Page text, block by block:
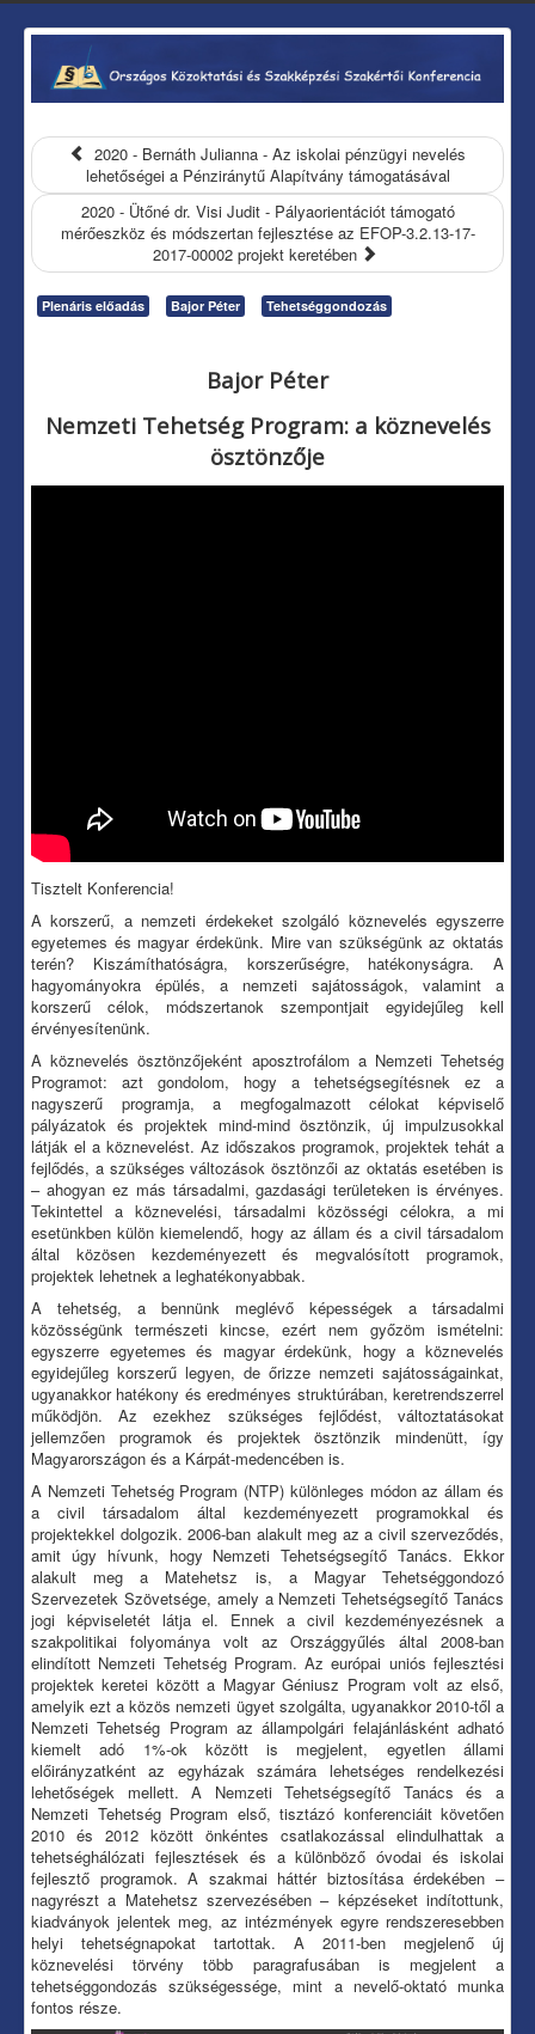
2020 - Bernáth Julianna - Az iskolai pénzügyi nevelés
lehetőségei a Pénziránytű Alapítvány támogatásával
2020 - Ütőné dr. Visi Judit - Pályaorientációt támogató
mérőeszköz és módszertan fejlesztése az EFOP-3.2.13-17-
2017-00002 projekt keretében
Plenáris előadás Bajor Péter Tehetséggondozás
Bajor Péter
Nemzeti Tehetség Program: a köznevelés
ösztönzője
Tisztelt Konferencia!
A korszerű, a nemzeti érdekeket szolgáló köznevelés egyszerre
egyetemes és magyar érdekünk. Mire van szükségünk az oktatás
terén? Kiszámíthatóságra, korszerűségre, hatékonyságra. A
hagyományokra épülés, a nemzeti sajátosságok, valamint a
korszerű célok, módszertanok szempontjait egyidejűleg kell
érvényesítenünk.
A köznevelés ösztönzőjeként aposztrofálom a Nemzeti Tehetség
Programot: azt gondolom, hogy a tehetségsegítésnek ez a
nagyszerű programja, a megfogalmazott célokat képviselő
pályázatok és projektek mind-mind ösztönzik, új impulzusokkal
látják el a köznevelést. Az időszakos programok, projektek tehát a
fejlődés, a szükséges változások ösztönzői az oktatás esetében is
– ahogyan ez más társadalmi, gazdasági területeken is érvényes.
Tekintettel a köznevelési, társadalmi közösségi célokra, a mi
esetünkben külön kiemelendő, hogy az állam és a civil társadalom
által közösen kezdeményezett és megvalósított programok,
projektek lehetnek a leghatékonyabbak.
A tehetség, a bennünk meglévő képességek a társadalmi
közösségünk természeti kincse, ezért nem győzöm ismételni:
egyszerre egyetemes és magyar érdekünk, hogy a köznevelés
egyidejűleg korszerű legyen, de őrizze nemzeti sajátosságainkat,
ugyanakkor hatékony és eredményes struktúrában, keretrendszerrel
működjön. Az ezekhez szükséges fejlődést, változtatásokat
jellemzően programok és projektek ösztönzik mindenütt, így
Magyarországon és a Kárpát-medencében is.
A Nemzeti Tehetség Program (NTP) különleges módon az állam és
a civil társadalom által kezdeményezett programokkal és
projektekkel dolgozik. 2006-ban alakult meg az a civil szerveződés,
amit úgy hívunk, hogy Nemzeti Tehetségsegítő Tanács. Ekkor
alakult meg a Matehetsz is, a Magyar Tehetséggondozó
Szervezetek Szövetsége, amely a Nemzeti Tehetségsegítő Tanács
jogi képviseletét látja el. Ennek a civil kezdeményezésnek a
szakpolitikai folyománya volt az Országgyűlés által 2008-ban
elindított Nemzeti Tehetség Program. Az európai uniós fejlesztési
projektek keretei között a Magyar Géniusz Program volt az első,
amelyik ezt a közös nemzeti ügyet szolgálta, ugyanakkor 2010-től a
Nemzeti Tehetség Program az állampolgári felajánlásként adható
kiemelt adó 1%-ok között is megjelent, egyetlen állami
előirányzatként az egyházak számára lehetséges rendelkezési
lehetőségek mellett. A Nemzeti Tehetségsegítő Tanács és a
Nemzeti Tehetség Program első, tisztázó konferenciáit követően
2010 és 2012 között önkéntes csatlakozással elindulhattak a
tehetséghálózati fejlesztések és a különböző óvodai és iskolai
fejlesztő programok. A szakmai háttér biztosítása érdekében –
nagyrészt a Matehetsz szervezésében – képzéseket indítottunk,
kiadványok jelentek meg, az intézmények egyre rendszeresebben
helyi tehetségnapokat tartottak. A 2011-ben megjelenő új
köznevelési törvény több paragrafusában is megjelent a
tehetséggondozás szükségessége, mint a nevelő-oktató munka
fontos része.